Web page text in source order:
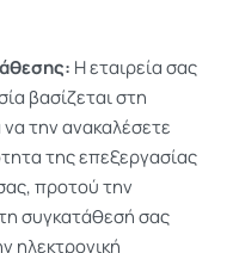
Η εταιρεία σας
βασίζεται στη
την ανακαλέσετε
της επεξεργασίας
προτού την
συγκατάθεσή σας
ηλεκτρονική